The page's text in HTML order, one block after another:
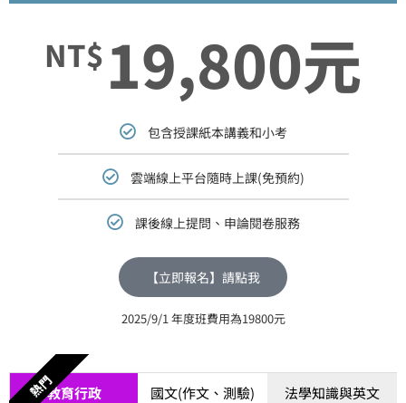
NT$19,800元
包含授課紙本講義和小考
雲端線上平台隨時上課(免預約)
課後線上提問、申論閱卷服務
【立即報名】請點我
2025/9/1 年度班費用為19800元
熱門教育行政 國文(作文、測驗) 法學知識與英文